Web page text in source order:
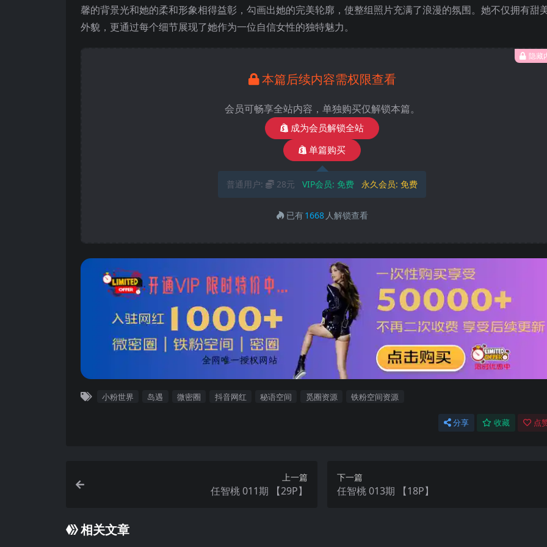
馨的背景光和她的柔和形象相得益彰，勾画出她的完美轮廓，使整组照片充满了浪漫的氛围。她不仅拥有甜
外貌，更通过每个细节展现了她作为一位自信女性的独特魅力。
隐藏
本篇后续内容需权限查看
会员可畅享全站内容，单独购买仅解锁本篇。
成为会员解锁全站
单篇购买
普通用户: 28元 VIP会员: 免费 永久会员:免费
已有1668 人解锁查看
小粉世界 岛遇 微密圈 抖音网红 秘语空间 觅圈资源 铁粉空间资源
分享 收藏 点
上一篇
任智桃 011期 【29P】
下一篇
任智桃 013期 【18P】
相关文章